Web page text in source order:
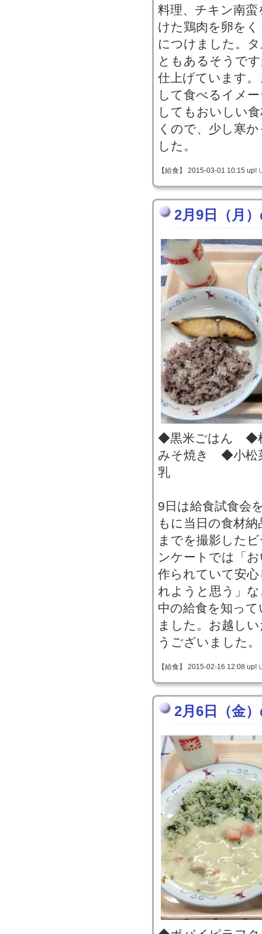
料理、チキン南
けた鶏肉を卵を
につけました。
ともあるそうで
仕上げています
して食べるイメ
してもおいしい
くので、少し寒
した。
【給食】 2015-03-01 10:15 up!
2月9日（月
◆黒米ごはん ◆
みそ焼き ◆小松
乳
9日は給食試食会
もに当日の食材
までを撮影した
ンケートでは「
作られていて安
れようと思う」
中の給食を知っ
ました。お越し
うございました。
【給食】 2015-02-16 12:08 up!
2月6日（金